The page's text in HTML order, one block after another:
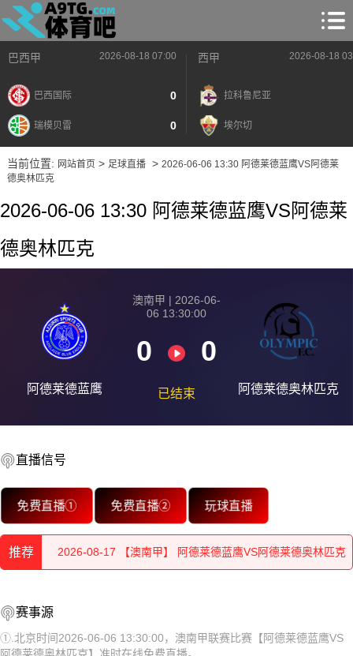
巴西甲 2026-08-18 07:00
巴西国际 0
瑞模贝雷 0
西甲 2026-08-18
拉科鲁尼亚
埃尔切
当前位置: 网站首页> 足球直播> 2026-06-06 13:30 阿德莱德蓝鹰VS阿德莱
德奥林匹克
2026-06-06 13:30 阿德莱德蓝鹰VS阿德莱
德奥林匹克
阿德莱德蓝鹰
澳南甲 | 2026-06-
06 13:30:00
0 0
已结束 阿德莱德奥林匹克
直播信号
免费直播① 免费直播② 玩球直播
推荐
2026-08-17 【澳南甲】 阿德莱德蓝鹰VS阿德莱德奥林匹克
2026-08-17 【澳南甲】 阿德莱德蓝鹰VS阿德莱德奥林匹克
2026-08-17 【澳南甲】 阿德莱德蓝鹰VS阿德莱德奥林匹克
2026-08-17 【澳南甲】 阿德莱德蓝鹰VS阿德莱德奥林匹克
赛事源
①.北京时间2026-06-06 13:30:00，澳南甲联赛比赛【阿德莱德蓝鹰VS
阿德莱德奥林匹克】准时在线免费直播。